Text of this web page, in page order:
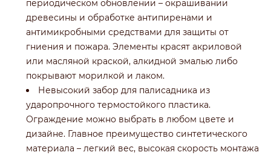
периодическом обновлении – окрашивании
древесины и обработке антипиренами и
антимикробными средствами для защиты от
гниения и пожара. Элементы красят акриловой
или масляной краской, алкидной эмалью либо
покрывают морилкой и лаком.
Невысокий забор для палисадника из
ударопрочного термостойкого пластика.
Ограждение можно выбрать в любом цвете и
дизайне. Главное преимущество синтетического
материала – легкий вес, высокая скорость монтажа